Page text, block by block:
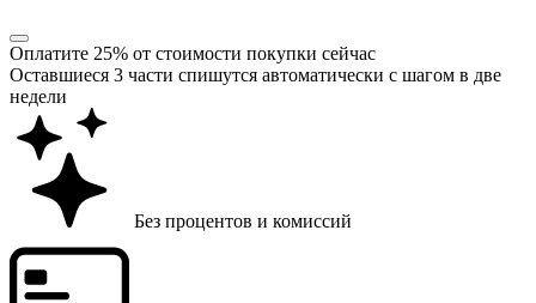
Оплатите 25% от стоимости покупки сейчас
Оставшиеся 3 части спишутся автоматически с шагом в две
недели
Без процентов и комиссий